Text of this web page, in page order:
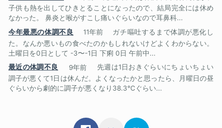
子供も熱を出してひきとることになったので、結局完全には休め
なかった。 鼻炎と喉がすこし痛いぐらいなので耳鼻科...
今年最悪の体調不良
11年前
ガチ嘔吐するまで体調が悪化し
た。なんか悪いもの食べたのかもしれないけどよくわからない。
土曜日を0日として -3〜-1日 下痢 0日 午前中...
最近の体調不良
9年前
先週は1日おきぐらいにちょいちょい
調子が悪くて1日は休んだ。よくなったかと思ったら、月曜日の昼
ぐらいから劇的に調子が悪くなり38.3℃ぐらい...